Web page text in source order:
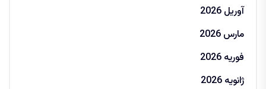
آوریل 2026
مارس 2026
فوریه 2026
ژانویه 2026